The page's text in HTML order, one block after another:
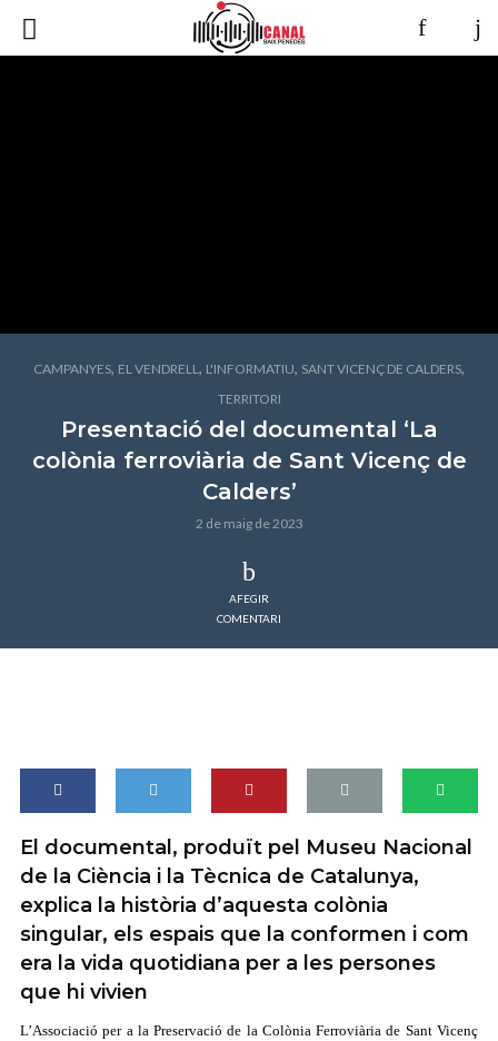
CAMPANYES, EL VENDRELL, L'INFORMATIU, SANT VICENÇ DE CALDERS,
TERRITORI
Presentació del documental ‘La
colònia ferroviària de Sant Vicenç de
Calders’
2 de maig de 2023
AFEGIR
COMENTARI
El documental, produït pel Museu Nacional
de la Ciència i la Tècnica de Catalunya,
explica la història d’aquesta colònia
singular, els espais que la conformen i com
era la vida quotidiana per a les persones
que hi vivien
L’Associació per a la Preservació de la Colònia Ferroviària de Sant Vicenç